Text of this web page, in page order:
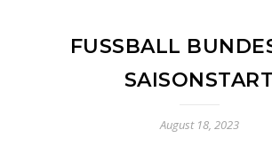
FUSSBALL
SAISONSTART
August 18, 2023